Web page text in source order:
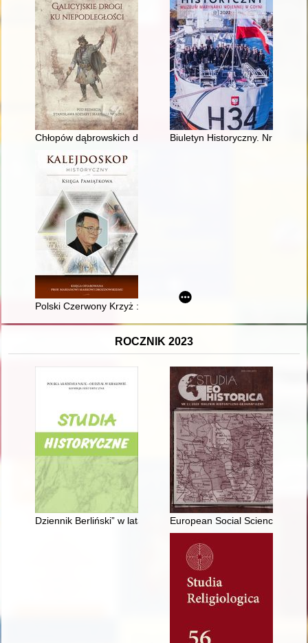
Chłopów dąbrowskich droga do PolskiBiuletyn Historyczny. Nr 37
Polski Czerwony Krzyż : oddział w Garwolinie
ROCZNIK 2023
Dziennik Berliński” w latach 1897–1922European Social Science